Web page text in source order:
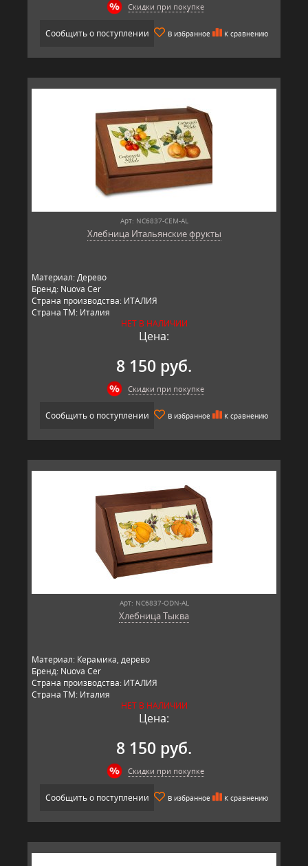
Скидки при покупке
Сообщить о поступлении В избранное К сравнению
Арт: NC6837-CEM-AL
Хлебница Итальянские фрукты
Материал: Дерево
Бренд: Nuova Cer
Страна производства: ИТАЛИЯ
Страна ТМ: Италия
НЕТ В НАЛИЧИИ
Цена:
8 150 руб.
Скидки при покупке
Сообщить о поступлении В избранное К сравнению
Арт: NC6837-ODN-AL
Хлебница Тыква
Материал: Керамика, дерево
Бренд: Nuova Cer
Страна производства: ИТАЛИЯ
Страна ТМ: Италия
НЕТ В НАЛИЧИИ
Цена:
8 150 руб.
Скидки при покупке
Сообщить о поступлении В избранное К сравнению